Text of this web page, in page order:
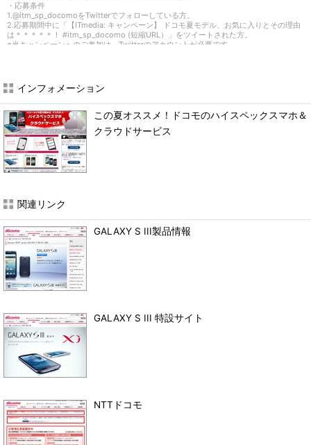
・応募条件
1.@itm_sp_docomoをTwitterでフォローしている方。
2.応募期間中に「【ITmedia: キャンペーン】 ドコモ夏モデル、お気に入りとその理由
は＊＊＊＊＊！ #itm_sp_docomo (短縮URL）」をツイートされた方。
※当キャンペーンへのご参加は、Twitterのアカウントが必要です。
応募締め切り後、フォローを解除されていない方、ツイートを削除されていない方の
中から抽選を実施します。当選者には、Twitterダイレクトメッセージで
@itm_sp_docomoアカウントより、ご当選のご連絡させていただきます。
当社からの連絡後、TwitterのDMでご連絡させていただきますのでフォローを解除なさ
らないようお願いします。一週間以内にご連絡が無い場合は、当選無効とさせていた
だきます。
・個人情報の取扱について
アイティメディアプライバシーポリシー
・ご注意
プレゼントおよび当選の権利を第三者に譲渡、売買することはできません。 お届け先
為、その他当社が本キャンペーンの運営に際し不適切と判断する行為があった場合、
応募・当選を無効とします。
ツイートされた内容は当ページに掲載される可能性があります。
本キャンペーンの応募に起因して応募者に生じた損害について、当社は一切責任を負
いません。
インフォメーション
この夏オススメ！ドコモのハイスペックスマホ＆
クラウドサービス
関連リンク
GALAXY S III製品情報
GALAXY S III 特設サイト
NTTドコモ